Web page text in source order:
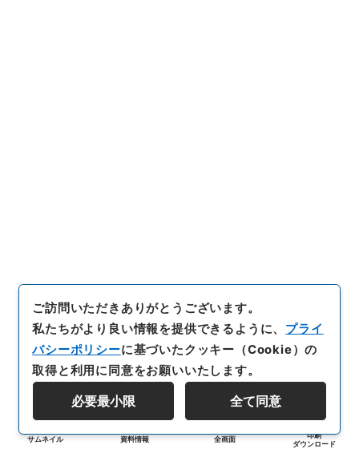
サムネイル 資料情報 全画面
印刷
ダウンロード
ご訪問いただきありがとうございます。
私たちがより良い情報を提供できるように、 プライ
バシーポリシーに基づいたクッキー（Cookie）の
取得と利用に同意をお願いいたします。
必要最小限 全て同意